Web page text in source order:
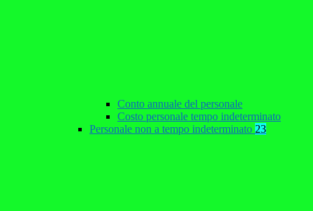
Conto annuale del personale
Costo personale tempo indeterminato
Personale non a tempo indeterminato 23